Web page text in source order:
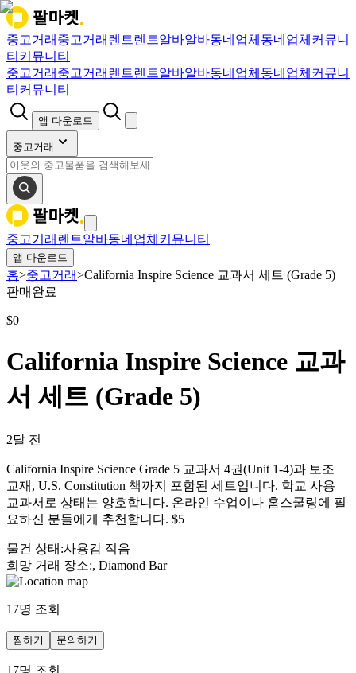
중고거래 중고거래 렌트렌트알바알바동네업체 동네업체 커뮤니
티 커뮤니티
중고거래 중고거래 렌트렌트알바알바동네업체 동네업체 커뮤니
티 커뮤니티
앱 다운로드
중고거래
중고거래 렌트알바동네업체 커뮤니티
앱 다운로드
홈>중고거래>California Inspire Science 교과서 세트 (Grade 5)
판매완료
$0
California Inspire Science 교과
서 세트 (Grade 5)
2달 전
California Inspire Science Grade 5 교과서 4권(Unit 1-4)과 보조
교재, U.S. Constitution 책까지 포함된 세트입니다. 학교 사용
교과서로 상태는 양호합니다. 온라인 수업이나 홈스쿨링에 필
요하신 분들에게 추천합니다. $5
물건 상태 :사용감 적음
희망 거래 장소:, Diamond Bar
17명 조회
찜하기 문의하기
17명 조회